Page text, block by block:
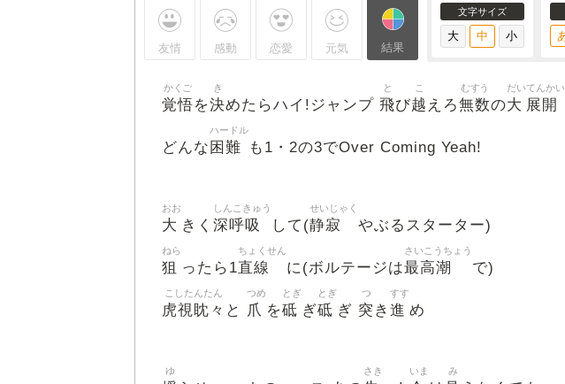
友情 感動 恋愛 元気 結果
文字サイズ
覚悟
かくご
を決
き
めたらハイ!ジャンプ 飛
と
び越
こ
えろ無数
むすう
の大
だい
展開
てんかい
どんな 困難
ハードル
も1・2の3でOver Coming Yeah!
大
おお
きく 深呼吸
しんこきゅう
して(静寂
せいじゃく
やぶるスターター)
狙
ねら
ったら1直線
ちょくせん
に(ボルテージは最高潮
さいこうちょう
で)
虎視眈々
こしたんたん
と 爪
つめ
を砥
とぎ
ぎ砥
とぎ
ぎ 突
つ
き 進
すす
め
ゆ さき いま み